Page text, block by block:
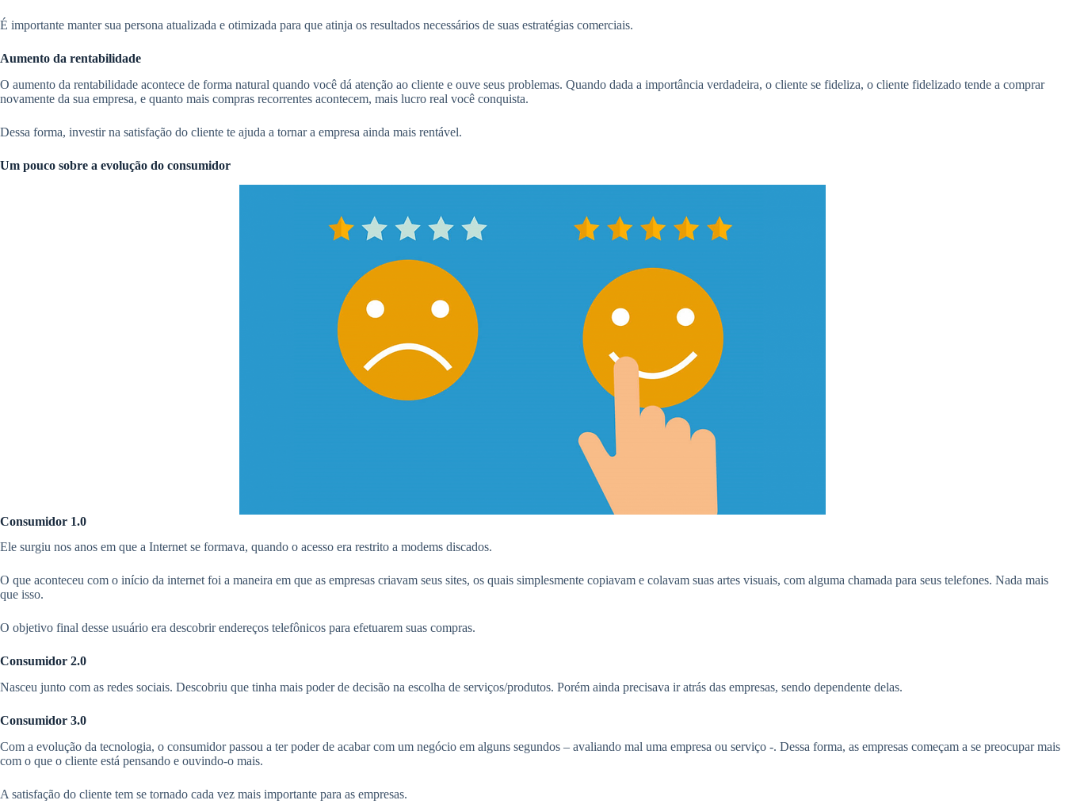
É importante manter sua persona atualizada e otimizada para que atinja os resultados necessários de suas estratégias comerciais.
Aumento da rentabilidade
O aumento da rentabilidade acontece de forma natural quando você dá atenção ao cliente e ouve seus problemas. Quando dada a importância verdadeira, o cliente se fideliza, o cliente fidelizado tende a comprar
novamente da sua empresa, e quanto mais compras recorrentes acontecem, mais lucro real você conquista.
Dessa forma, investir na satisfação do cliente te ajuda a tornar a empresa ainda mais rentável.
Um pouco sobre a evolução do consumidor
Consumidor 1.0
Ele surgiu nos anos em que a Internet se formava, quando o acesso era restrito a modems discados.
O que aconteceu com o início da internet foi a maneira em que as empresas criavam seus sites, os quais simplesmente copiavam e colavam suas artes visuais, com alguma chamada para seus telefones. Nada mais
que isso.
O objetivo final desse usuário era descobrir endereços telefônicos para efetuarem suas compras.
Consumidor 2.0
Nasceu junto com as redes sociais. Descobriu que tinha mais poder de decisão na escolha de serviços/produtos. Porém ainda precisava ir atrás das empresas, sendo dependente delas.
Consumidor 3.0
Com a evolução da tecnologia, o consumidor passou a ter poder de acabar com um negócio em alguns segundos – avaliando mal uma empresa ou serviço -. Dessa forma, as empresas começam a se preocupar mais
com o que o cliente está pensando e ouvindo-o mais.
A satisfação do cliente tem se tornado cada vez mais importante para as empresas.